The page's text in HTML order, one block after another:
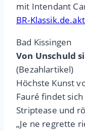
mit Intendant
BR-
Bad Kissingen
Von Unschuld
(Bezahlartikel)
Höchste Kunst
Fauré findet
Striptease und
„Je ne regrette